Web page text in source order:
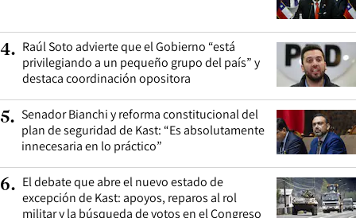
4. Raúl Soto advierte que el Gobierno “está
privilegiando a un pequeño grupo del país” y
destaca coordinación opositora
5. Senador Bianchi y reforma constitucional del
plan de seguridad de Kast: “Es absolutamente
innecesaria en lo práctico”
6. El debate que abre el nuevo estado de
excepción de Kast: apoyos, reparos al rol
militar y la búsqueda de votos en el Congreso